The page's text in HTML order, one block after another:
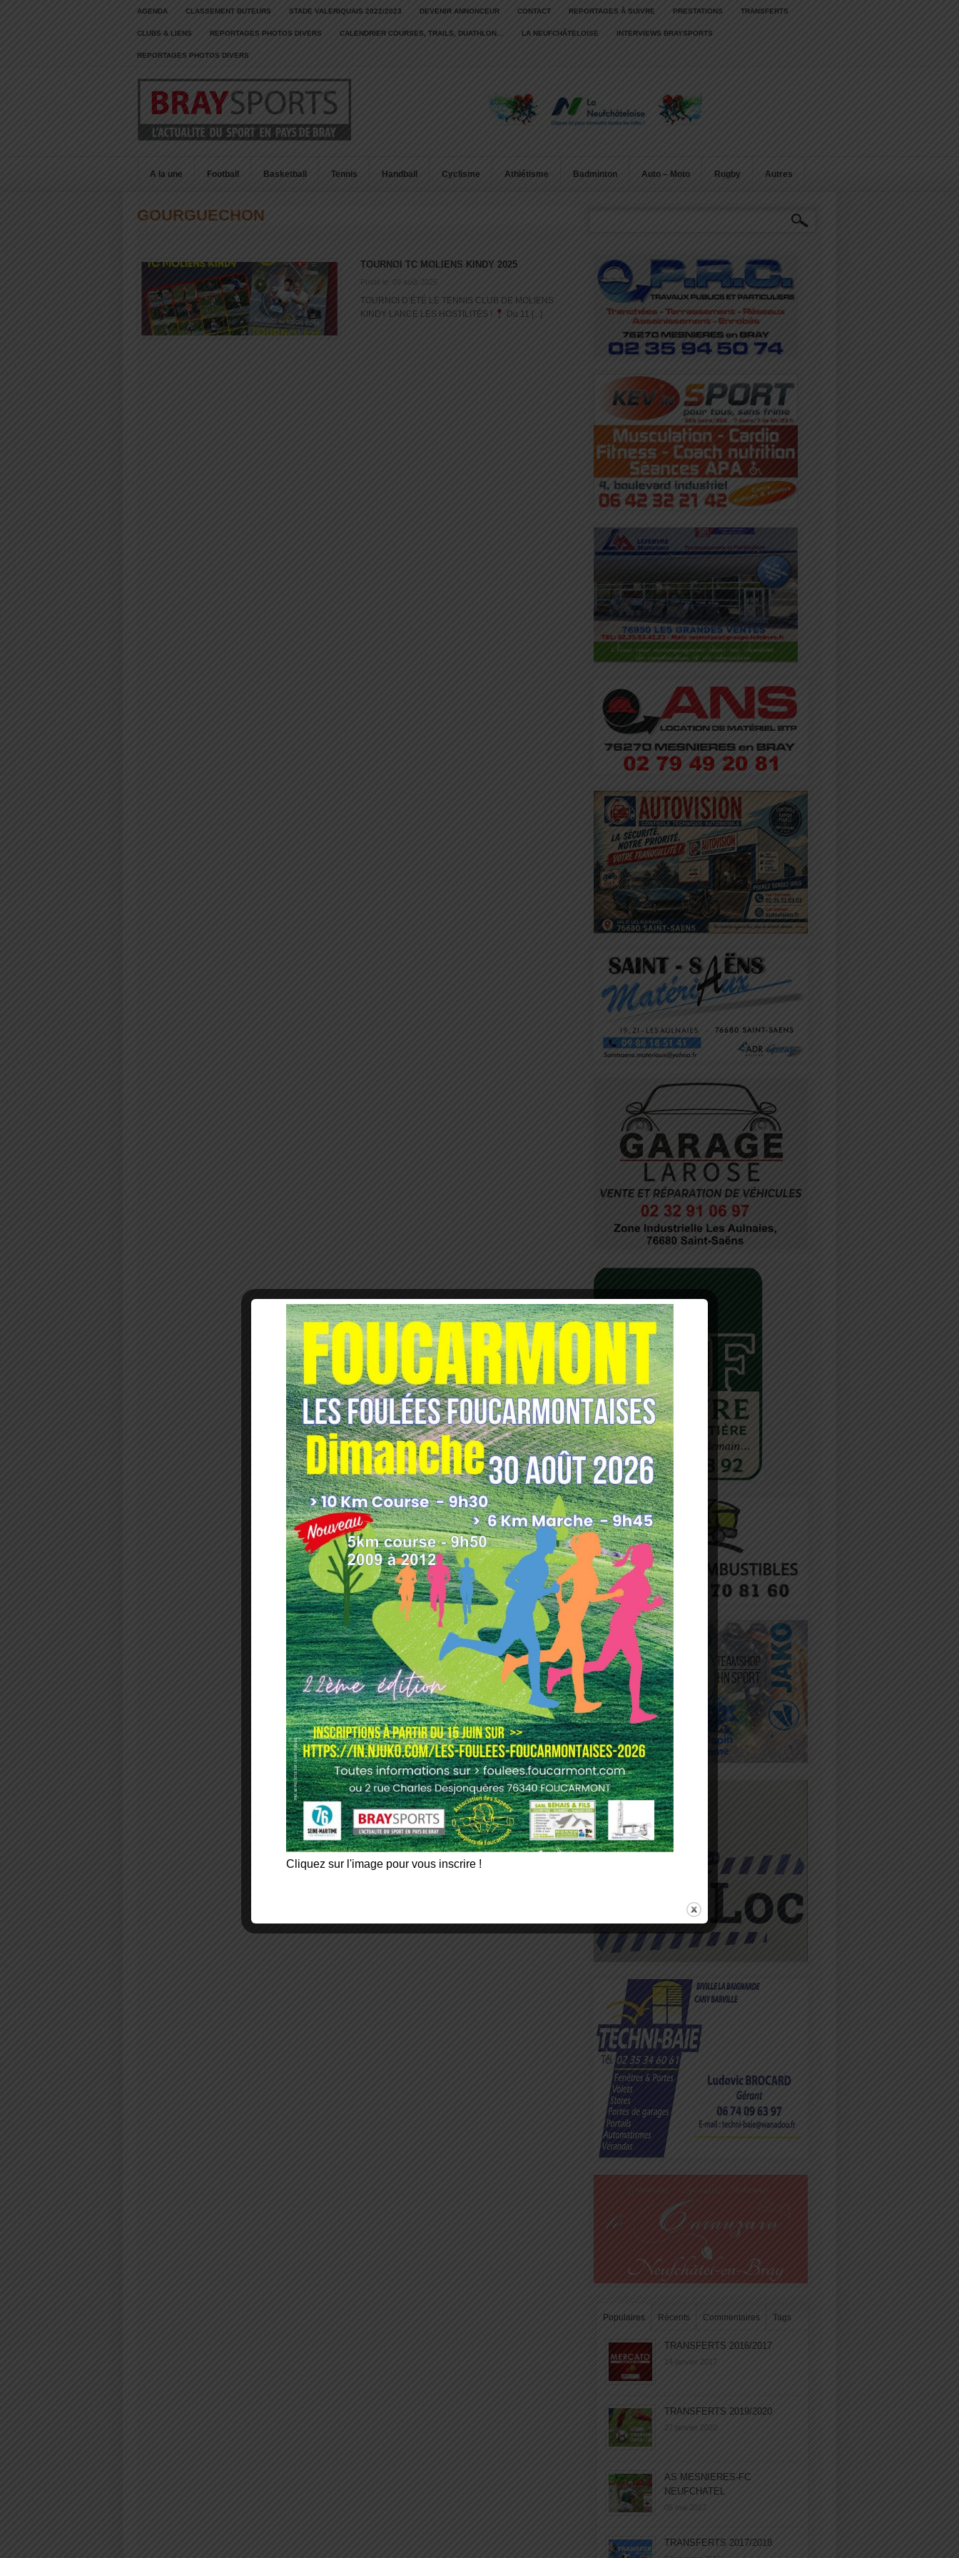
AGENDA CLASSEMENT BUTEURS STADE VALERIQUAIS 2022/2023 DEVENIR ANNONCEUR CONTACT REPORTAGES À SUIVRE PRESTATIONS TRANSFERTS
CLUBS & LIENS REPORTAGES PHOTOS DIVERS CALENDRIER COURSES, TRAILS, DUATHLON… LA NEUFCHÂTELOISE INTERVIEWS BRAYSPORTS
REPORTAGES PHOTOS DIVERS
A la une Football Basketball Tennis Handball Cyclisme Athlétisme Badminton Auto – Moto Rugby Autres
GOURGUECHON
TOURNOI TC MOLIENS KINDY 2025
Posté le: 09 août 2025
TOURNOI D’ÉTÉ LE TENNIS CLUB DE MOLIENS
KINDY LANCE LES HOSTILITÉS !
Du 11 [...]
Populaires Récents Commentaires Tags
TRANSFERTS 2016/2017
14 janvier 2017
TRANSFERTS 2019/2020
27 janvier 2020
AS MESNIERES-FC
NEUFCHATEL
05 mai 2017
TRANSFERTS 2017/2018
Cliquez sur l'image pour vous inscrire !